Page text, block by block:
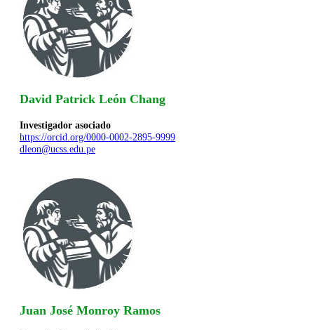
David Patrick León Chang
Investigador asociado
https://orcid.org/0000-0002-2895-9999
dleon@ucss.edu.pe
Juan José Monroy Ramos